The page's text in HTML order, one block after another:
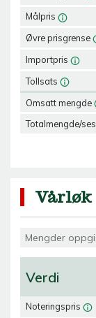
Målpris
Øvre prisgrense
Importpris
Tollsats
Omsatt mengde
Totalmengde/
Vårløk
Mengder
Verdi
Noteringspris